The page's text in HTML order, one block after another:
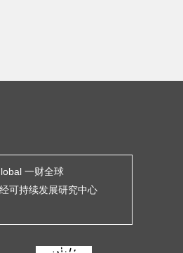
一财全球
可持续发展研究中心